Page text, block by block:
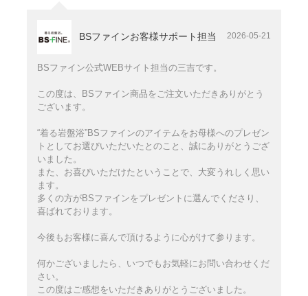
BSファインお客様サポート担当 2026-05-21
BSファイン公式WEBサイト担当の三吉です。
この度は、BSファイン商品をご注文いただきありがとう
ございます。
“着る岩盤浴”BSファインのアイテムをお母様へのプレゼン
トとしてお選びいただいたとのこと、誠にありがとうござ
いました。
また、お喜びいただけたということで、大変うれしく思い
ます。
多くの方がBSファインをプレゼントに選んでくださり、
喜ばれております。
今後もお客様に喜んで頂けるように心がけて参ります。
何かございましたら、いつでもお気軽にお問い合わせくだ
さい。
この度はご感想をいただきありがとうございました。